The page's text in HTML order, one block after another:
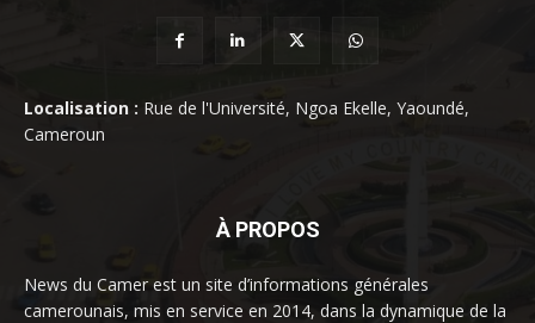
Localisation : Rue de l'Université, Ngoa Ekelle, Yaoundé,
Cameroun
À PROPOS
News du Camer est un site d’informations générales
camerounais, mis en service en 2014, dans la dynamique de la